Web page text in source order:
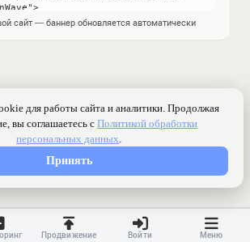
сайт — баннер обновляется автоматически
Продвижение Войти Меню